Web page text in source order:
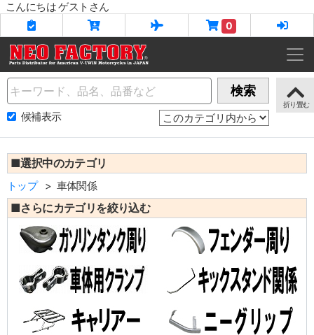
こんにちは ゲストさん
0
Name 検索
候補表示
■選択中のカテゴリ
トップ 車体関係
■さらにカテゴリを絞り込む